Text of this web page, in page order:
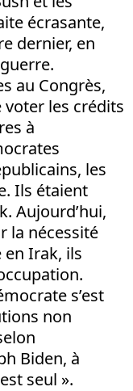
écrasante,
dernier, en
au Congrès,
les crédits
à
les
Ils étaient
Aujourd’hui,
la nécessité
en Irak, ils
s’est
non
Biden, à
seul ».